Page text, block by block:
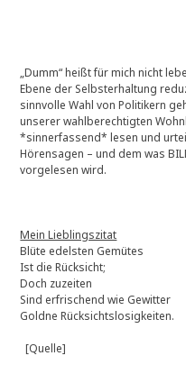
„Dumm“ heißt für mich nicht
Ebene der Selbsterhaltung
sinnvolle Wahl von Politikern
unserer wahlberechtigten
*sinnerfassend* lesen und
Hörensagen – und dem was
vorgelesen wird.
Mein Lieblingszitat
Blüte edelsten Gemütes
Ist die Rücksicht;
Doch zuzeiten
Sind erfrischend wie Gewitter
Goldne Rücksichtslosigkeiten.
[Quelle]